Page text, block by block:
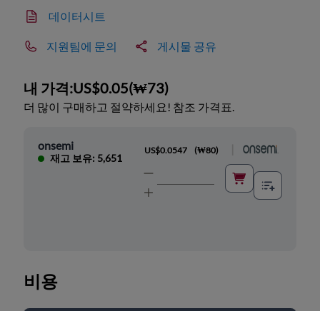
데이터시트
지원팀에 문의 게시물 공유
내 가격:US$0.05(₩73)
더 많이 구매하고 절약하세요! 참조 가격표.
onsemi
재고 보유: 5,651
US$0.0547 (₩80)
비용